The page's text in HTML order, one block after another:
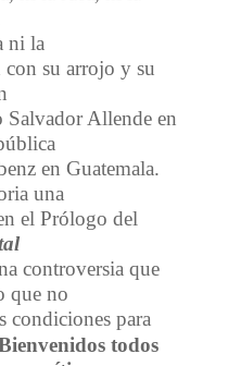
ni la
con su arrojo y su
Salvador Allende en
en Guatemala.
una
el Prólogo del
controversia que
que no
condiciones para
todos